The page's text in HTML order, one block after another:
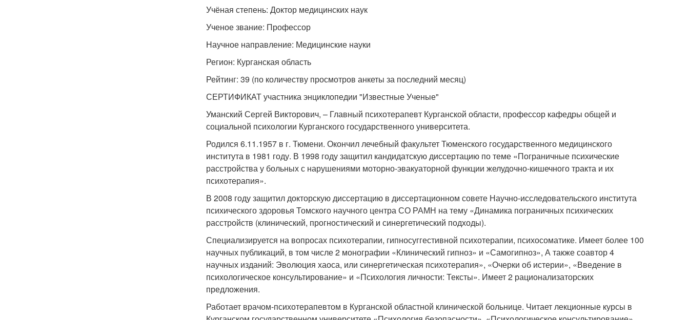
Учёная степень: Доктор медицинских наук
Ученое звание: Профессор
Научное направление: Медицинские науки
Регион: Курганская область
Рейтинг: 39 (по количеству просмотров анкеты за последний месяц)
СЕРТИФИКАТ участника энциклопедии "Известные Ученые"
Уманский Сергей Викторович, – Главный психотерапевт Курганской области, профессор кафедры общей и
социальной психологии Курганского государственного университета.
Родился 6.11.1957 в г. Тюмени. Окончил лечебный факультет Тюменского государственного медицинского
института в 1981 году. В 1998 году защитил кандидатскую диссертацию по теме «Пограничные психические
расстройства у больных с нарушениями моторно-эвакуаторной функции желудочно-кишечного тракта и их
психотерапия».
В 2008 году защитил докторскую диссертацию в диссертационном совете Научно-исследовательского института
психического здоровья Томского научного центра СО РАМН на тему «Динамика пограничных психических
расстройств (клинический, прогностический и синергетический подходы).
Специализируется на вопросах психотерапии, гипносуггестивной психотерапии, психосоматике. Имеет более 100
научных публикаций, в том числе 2 монографии «Клинический гипноз» и «Самогипноз», А также соавтор 4
научных изданий: Эволюция хаоса, или синергетическая психотерапия», «Очерки об истерии», «Введение в
психологическое консультирование» и «Психология личности: Тексты». Имеет 2 рационализаторских
предложения.
Работает врачом-психотерапевтом в Курганской областной клинической больнице. Читает лекционные курсы в